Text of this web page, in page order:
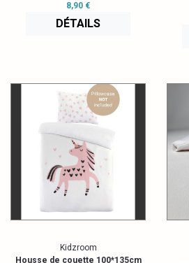
8,90 €
DÉTAILS
Kidzroom
Housse de couette 100*135cm